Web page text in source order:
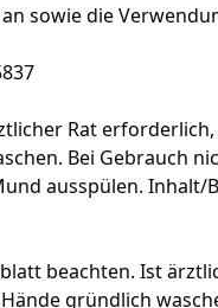
sowie die
Rat
Bei Gebrauch
ausspülen.
beachten. Ist
gründlich